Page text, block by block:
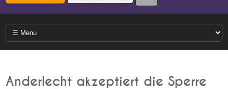
Anderlecht akzeptiert die Sperre